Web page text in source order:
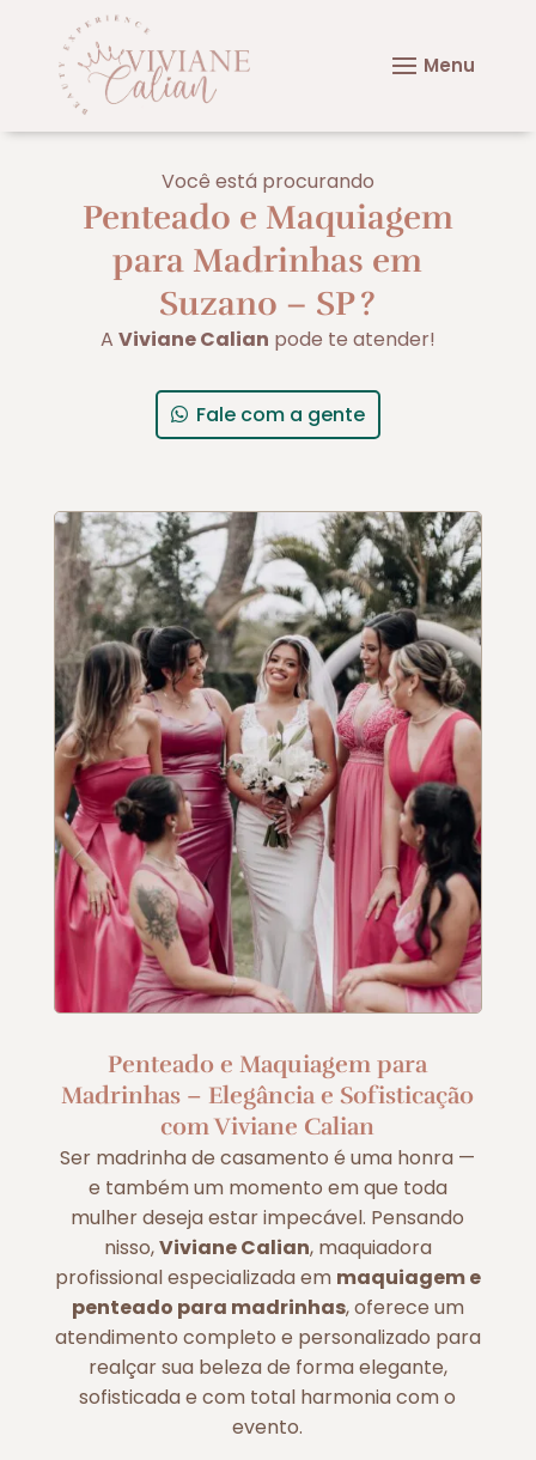
Você está procurando
Penteado e Maquiagem
para Madrinhas em
Suzano – SP?
A Viviane Calian pode te atender!
Fale com a gente
Penteado e Maquiagem para
Madrinhas – Elegância e Sofisticação
com Viviane Calian
Ser madrinha de casamento é uma honra —
e também um momento em que toda
mulher deseja estar impecável. Pensando
nisso,Viviane Calian, maquiadora
profissional especializada em maquiagem e
penteado para madrinhas, oferece um
atendimento completo e personalizado para
realçar sua beleza de forma elegante,
sofisticada e com total harmonia com o
evento.